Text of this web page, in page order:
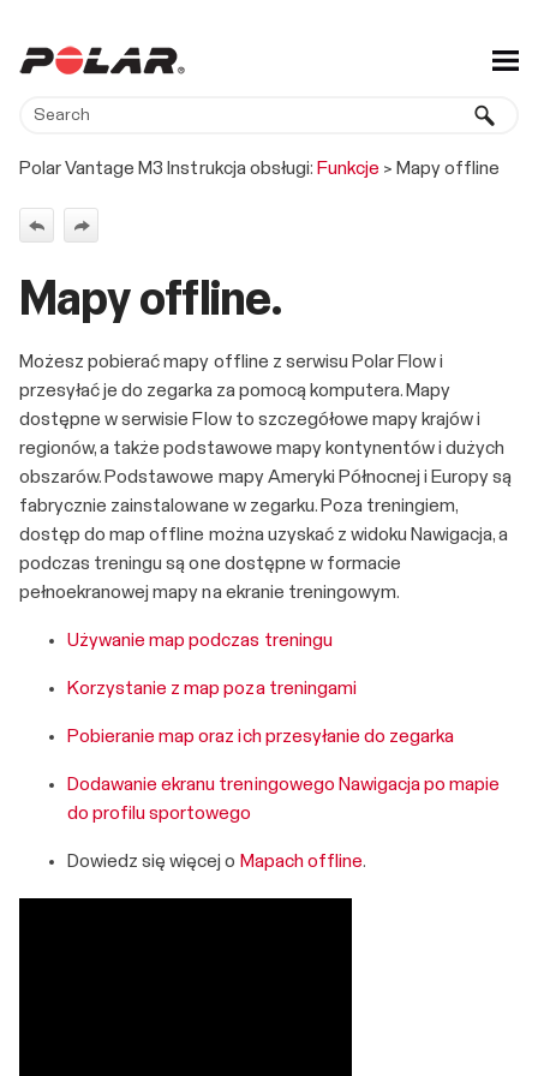
Skip To Main Content
Polar Vantage M3 Instrukcja obsługi: Funkcje > Mapy offline
Mapy offline.
Możesz pobierać mapy offline z serwisu Polar Flow i
przesyłać je do zegarka za pomocą komputera. Mapy
dostępne w serwisie Flow to szczegółowe mapy krajów i
regionów, a także podstawowe mapy kontynentów i dużych
obszarów. Podstawowe mapy Ameryki Północnej i Europy są
fabrycznie zainstalowane w zegarku. Poza treningiem,
dostęp do map offline można uzyskać z widoku Nawigacja, a
podczas treningu są one dostępne w formacie
pełnoekranowej mapy na ekranie treningowym.
Używanie map podczas treningu
Korzystanie z map poza treningami
Pobieranie map oraz ich przesyłanie do zegarka
Dodawanie ekranu treningowego Nawigacja po mapie
do profilu sportowego
Dowiedz się więcej o Mapach offline.